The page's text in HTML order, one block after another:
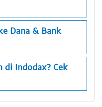
Dana & Bank
di Indodax? Cek